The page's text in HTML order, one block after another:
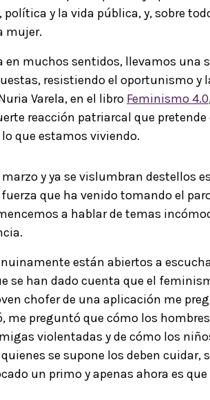
y la vida pública, y, sobre
mujer.
en muchos sentidos, llevamos una
resistiendo el oportunismo y
Varela, en el libro Feminismo 4.0
reacción patriarcal que pretende
que estamos viviendo.
y ya se vislumbran destellos
que ha venido tomando el
a hablar de temas
están abiertos a
se han dado cuenta que el
chofer de una aplicación me
me preguntó que cómo los
violentadas y de cómo los
se supone los deben
un primo y apenas ahora es